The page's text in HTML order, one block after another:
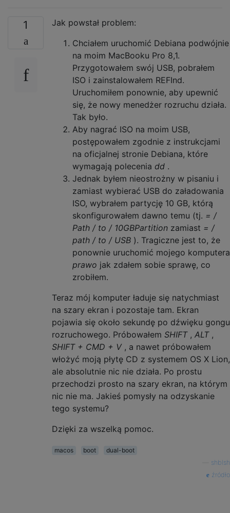
1
Jak powstał problem:
Chciałem uruchomić Debiana podwójnie
na moim MacBooku Pro 8,1.
Przygotowałem swój USB, pobrałem
ISO i zainstalowałem REFInd.
Uruchomiłem ponownie, aby upewnić
się, że nowy menedżer rozruchu działa.
Tak było.
Aby nagrać ISO na moim USB,
postępowałem zgodnie z instrukcjami
na oficjalnej stronie Debiana, które
wymagają polecenia dd .
Jednak byłem nieostrożny w pisaniu i
zamiast wybierać USB do załadowania
ISO, wybrałem partycję 10 GB, którą
skonfigurowałem dawno temu (tj. = /
Path / to / 10GBPartition zamiast = /
path / to / USB ). Tragiczne jest to, że
ponownie uruchomić mojego komputera
prawo jak zdałem sobie sprawę, co
zrobiłem.
Teraz mój komputer ładuje się natychmiast
na szary ekran i pozostaje tam. Ekran
pojawia się około sekundę po dźwięku gongu
rozruchowego. Próbowałem SHIFT, ALT,
SHIFT + CMD + V, a nawet próbowałem
włożyć moją płytę CD z systemem OS X Lion,
ale absolutnie nic nie działa. Po prostu
przechodzi prosto na szary ekran, na którym
nic nie ma. Jakieś pomysły na odzyskanie
tego systemu?
Dzięki za wszelką pomoc.
macos boot
dual-boot
shblsh
źródło